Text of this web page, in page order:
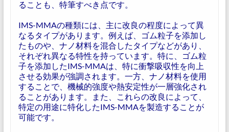
ることも、特筆すべき点です。
IMS-MMAの種類には、主に改良の程度によって異
なるタイプがあります。例えば、ゴム粒子を添加し
たものや、ナノ材料を混合したタイプなどがあり、
それぞれ異なる特性を持っています。特に、ゴム粒
子を添加したIMS-MMAは、特に衝撃吸収性を向上
させる効果が強調されます。一方、ナノ材料を使用
することで、機械的強度や熱安定性が一層強化され
ることがあります。また、これらの改良によって、
特定の用途に特化したIMS-MMAを製造することが
可能です。